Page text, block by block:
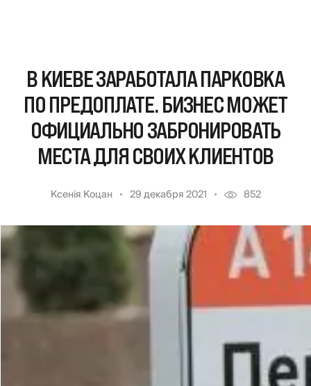
В КИЕВЕ ЗАРАБОТАЛА ПАРКОВКА
ПО ПРЕДОПЛАТЕ. БИЗНЕС МОЖЕТ
ОФИЦИАЛЬНО ЗАБРОНИРОВАТЬ
МЕСТА ДЛЯ СВОИХ КЛИЕНТОВ
Ксенія Коцан 29 декабря 2021 852